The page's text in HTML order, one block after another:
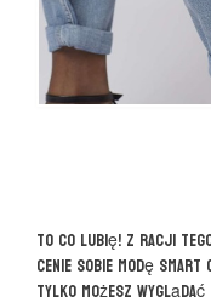
To co lubię! Z racji
cenie sobie modę